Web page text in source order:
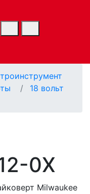
18 вольт
0X
Milwaukee